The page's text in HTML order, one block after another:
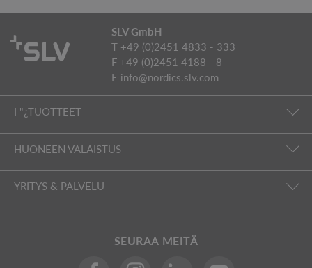
SLV GmbH
T +49 (0)2451 4833 - 333
F +49 (0)2451 4188 - 8
E info@nordics.slv.com
Ï "¿TUOTTEET
HUONEEN VALAISTUS
YRITYS & PALVELU
SEURAA MEITÄ